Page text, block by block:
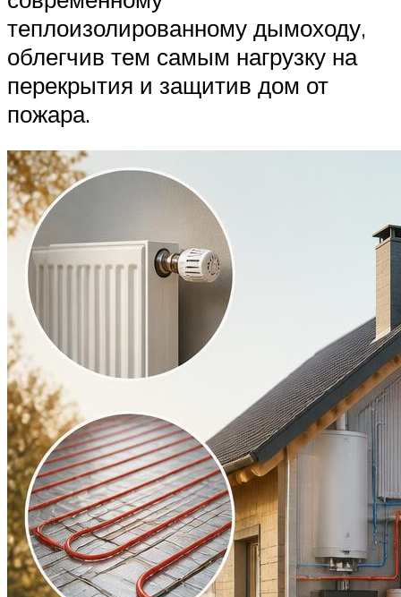
теплоизолированному дымоходу,
облегчив тем самым нагрузку на
перекрытия и защитив дом от
пожара.